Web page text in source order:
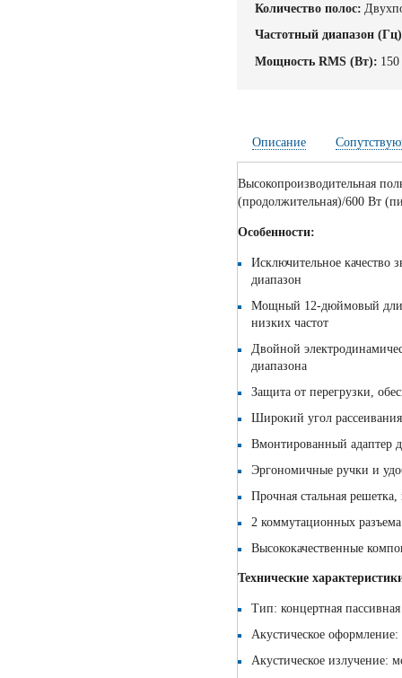
Количество полос:
Частотный диапазон
Мощность RMS (Вт): 150
Описание
Высокопроизводительная
(продолжительная)/600 Вт
Особенности:
Исключительное
диапазон
Мощный 12-дюймовый
низких частот
Двойной
диапазона
Защита от перегрузки,
Широкий угол
Вмонтированный адаптер
Эргономичные ручки и
Прочная стальная
2 коммутационных
Высококачественные
Технические
Тип: концертная
Акустическое
Акустическое излучение: